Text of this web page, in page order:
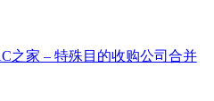
之家 – 特殊目的收购公司合并